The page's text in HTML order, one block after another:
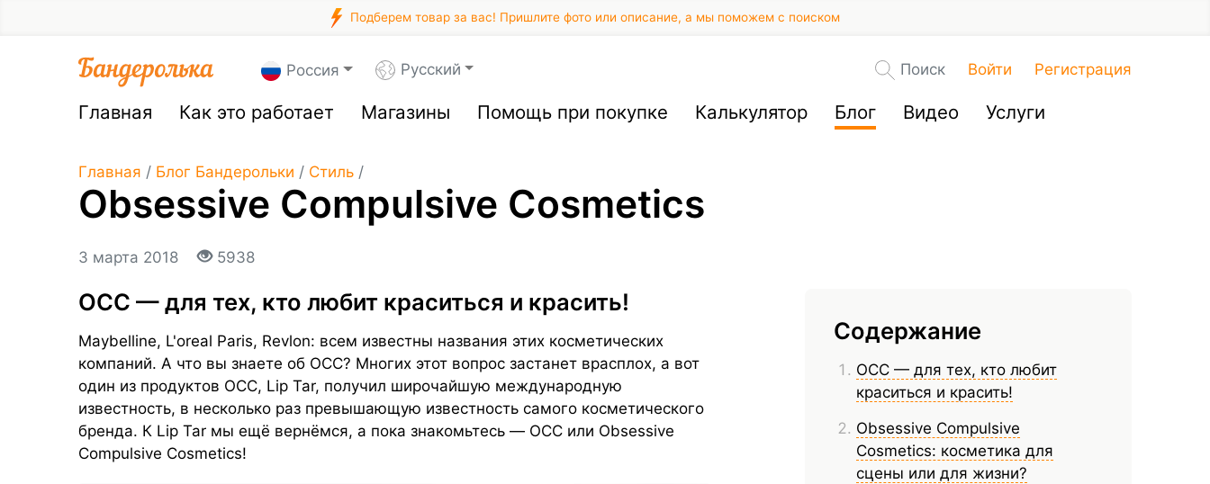
Подберем товар за вас! Пришлите фото или описание, а мы поможем с поиском
Россия Русский Поиск Войти Регистрация
Главная Как это работает Магазины Помощь при покупке Калькулятор Блог Видео Услуги
Главная / Блог Бандерольки / Стиль /
Obsessive Compulsive Cosmetics
3 марта 2018 5938
Содержание
OCC — для тех, кто любит
краситься и красить!
Obsessive Compulsive
Cosmetics: косметика для
сцены или для жизни?
OCC — для тех, кто любит краситься и красить!
Maybelline, L'oreal Paris, Revlon: всем известны названия этих косметических
компаний. А что вы знаете об ОСС? Многих этот вопрос застанет врасплох, а вот
один из продуктов OCC, Lip Tar, получил широчайшую международную
известность, в несколько раз превышающую известность самого косметического
бренда. К Lip Tar мы ещё вернёмся, а пока знакомьтесь — OCC или Obsessive
Compulsive Cosmetics!